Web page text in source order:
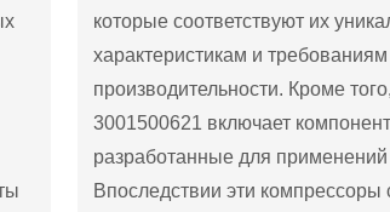
которые соответствуют их
характеристикам и требованиям
производительности. Кроме
3001500621 включает
разработанные для
Впоследствии эти компрессоры